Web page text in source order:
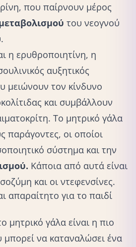
που παίρνουν μέρος
του νεογνού
η ερυθροποιητίνη, η
αυξητικός
μειώνουν τον κίνδυνο
και συμβάλλουν
Το μητρικό γάλα
παράγοντες, οι οποίοι
σύστημα και την
Κάποια από αυτά είναι
και οι ντεφενσίνες.
απαραίτητο για το παιδί
μητρικό γάλα είναι η πιο
να καταναλώσει ένα